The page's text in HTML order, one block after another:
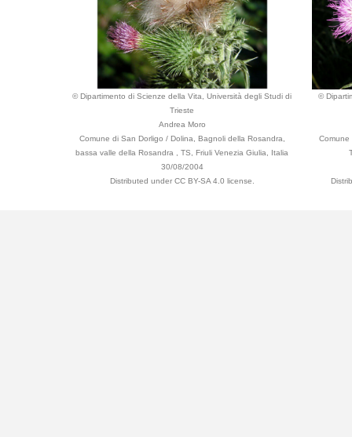
© Dipartimento di Scienze della Vita, Università degli Studi di
Trieste
Andrea Moro
Comune di San Dorligo / Dolina, Bagnoli della Rosandra,
bassa valle della Rosandra , TS, Friuli Venezia Giulia, Italia
30/08/2004
Distributed under CC BY-SA 4.0 license.
©
Comune